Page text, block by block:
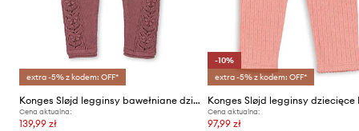
extra -5% z kodem: OFF*
Konges Sløjd legginsy bawełniane dziecięce CABBY PANTS GOTS
Cena aktualna:
139,99 zł
-10%
extra -5% z kodem: OFF*
Cena aktualna:
97,99 zł